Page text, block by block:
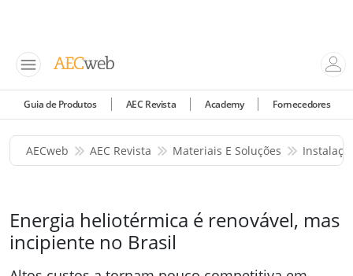
Guia de Produtos AEC Revista Academy Fornecedores
AECweb AEC Revista Materiais E Soluções
Energia heliotérmica é renovável, mas
incipiente no Brasil